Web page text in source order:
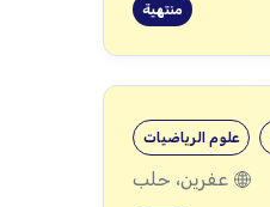
منتهية
علوم الرياضيات
عفرين، حلب